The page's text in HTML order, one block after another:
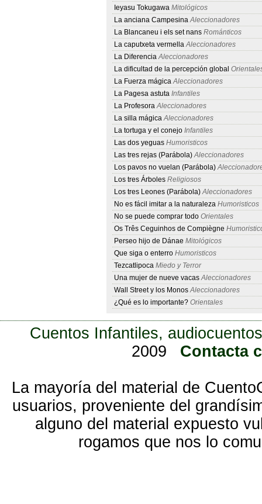
Ieyasu Tokugawa Mitológicos
La anciana CampesinaAleccionadores
La Blancaneu i els set nans Románticos
La caputxeta vermellaAleccionadores
La DiferenciaAleccionadores
La dificultad de la percepción global
La Fuerza mágicaAleccionadores
La Pagesa astuta Infantiles
La ProfesoraAleccionadores
La silla mágicaAleccionadores
La tortuga y el conejo Infantiles
Las dos yeguas Humoristicos
Las tres rejas (Parábola)Aleccionadores
Los pavos no vuelan (Parábola)
Los tres Árboles Religiosos
Los tres Leones (Parábola)Aleccionadores
No es fácil imitar a la naturaleza Humoristicos
No se puede comprar todo Orientales
Os Três Ceguinhos de Compiègne
Perseo hijo de Dánae Mitológicos
Que siga o enterro Humoristicos
Tezcatlipoca Miedo y Terror
Una mujer de nueve vacasAleccionadores
Wall Street y los MonosAleccionadores
¿Qué es lo importante? Orientales
Cuentos Infantiles,
2009
Contacta
La mayoría del material de
usuarios, proveniente del
alguno del material expuesto
rogamos que nos lo